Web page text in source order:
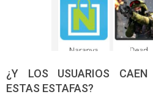
¿Y LOS USUARIOS CAEN
ESTAS ESTAFAS?